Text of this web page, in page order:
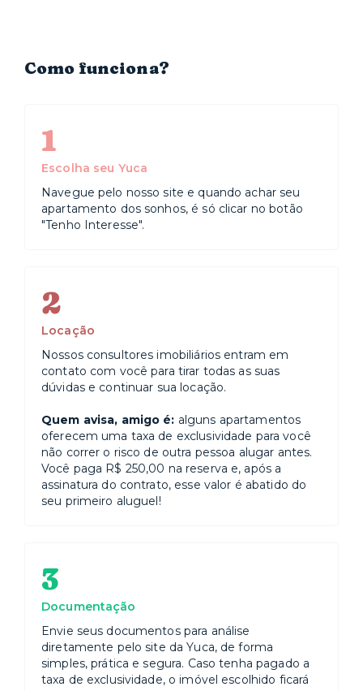
Como funciona?
1
Escolha seu Yuca
Navegue pelo nosso site e quando achar seu
apartamento dos sonhos, é só clicar no botão
"Tenho Interesse".
2
Locação
Nossos consultores imobiliários entram em
contato com você para tirar todas as suas
dúvidas e continuar sua locação.
Quem avisa, amigo é: alguns apartamentos
oferecem uma taxa de exclusividade para você
não correr o risco de outra pessoa alugar antes.
Você paga R$ 250,00 na reserva e, após a
assinatura do contrato, esse valor é abatido do
seu primeiro aluguel!
3
Documentação
Envie seus documentos para análise
diretamente pelo site da Yuca, de forma
simples, prática e segura. Caso tenha pagado a
taxa de exclusividade, o imóvel escolhido ficará